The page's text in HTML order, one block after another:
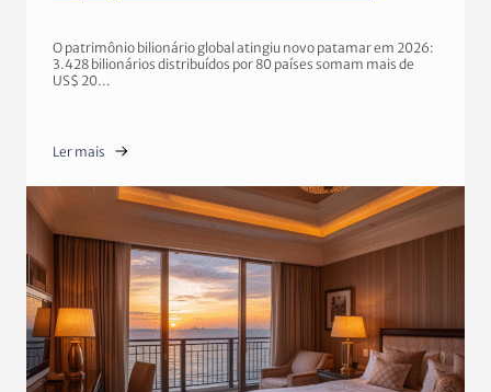
O patrimônio bilionário global atingiu novo patamar em 2026:
3.428 bilionários distribuídos por 80 países somam mais de
US$ 20…
Ler mais